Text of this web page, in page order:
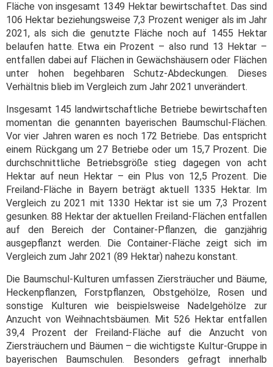
Fläche von insgesamt 1349 Hektar bewirtschaftet. Das sind
106 Hektar beziehungsweise 7,3 Prozent weniger als im Jahr
2021, als sich die genutzte Fläche noch auf 1455 Hektar
belaufen hatte. Etwa ein Prozent – also rund 13 Hektar –
entfallen dabei auf Flächen in Gewächshäusern oder Flächen
unter hohen begehbaren Schutz-Abdeckungen. Dieses
Verhältnis blieb im Vergleich zum Jahr 2021 unverändert.
Insgesamt 145 landwirtschaftliche Betriebe bewirtschaften
momentan die genannten bayerischen Baumschul-Flächen.
Vor vier Jahren waren es noch 172 Betriebe. Das entspricht
einem Rückgang um 27 Betriebe oder um 15,7 Prozent. Die
durchschnittliche Betriebsgröße stieg dagegen von acht
Hektar auf neun Hektar – ein Plus von 12,5 Prozent. Die
Freiland-Fläche in Bayern beträgt aktuell 1335 Hektar. Im
Vergleich zu 2021 mit 1330 Hektar ist sie um 7,3 Prozent
gesunken. 88 Hektar der aktuellen Freiland-Flächen entfallen
auf den Bereich der Container-Pflanzen, die ganzjährig
ausgepflanzt werden. Die Container-Fläche zeigt sich im
Vergleich zum Jahr 2021 (89 Hektar) nahezu konstant.
Die Baumschul-Kulturen umfassen Ziersträucher und Bäume,
Heckenpflanzen, Forstpflanzen, Obstgehölze, Rosen und
sonstige Kulturen wie beispielsweise Nadelgehölze zur
Anzucht von Weihnachtsbäumen. Mit 526 Hektar entfallen
39,4 Prozent der Freiland-Fläche auf die Anzucht von
Ziersträuchern und Bäumen – die wichtigste Kultur-Gruppe in
bayerischen Baumschulen. Besonders gefragt innerhalb